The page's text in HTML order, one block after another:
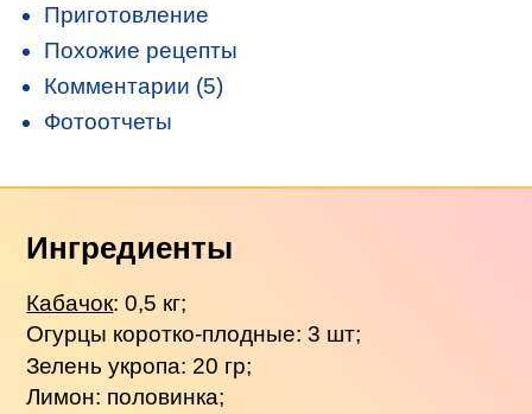
Приготовление
Похожие рецепты
Комментарии (5)
Фотоотчеты
Ингредиенты
Кабачок: 0,5 кг;
Огурцы коротко-плодные: 3 шт;
Зелень укропа: 20 гр;
Лимон: половинка;